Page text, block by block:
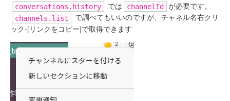
conversations.history では channelId
が必要です。
channels.list
で調べてもいいのですが、チャネル名右クリ
ック-[リンクをコピー]で取得できます